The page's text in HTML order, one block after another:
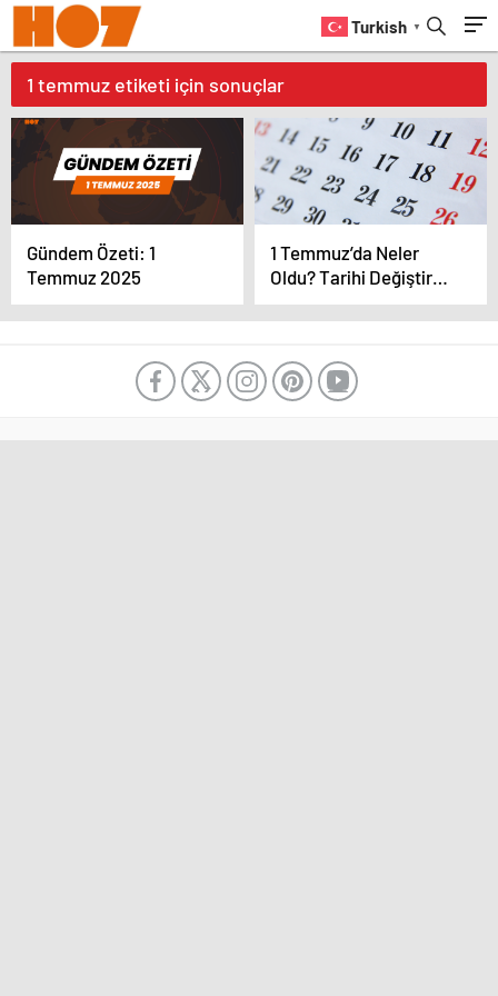
Turkish ▼
1 temmuz etiketi için sonuçlar
Gündem Özeti: 1
Temmuz 2025
1 Temmuz’da Neler
Oldu? Tarihi Değiştiren
Gelişmeler Bu Günde
Yaşandı